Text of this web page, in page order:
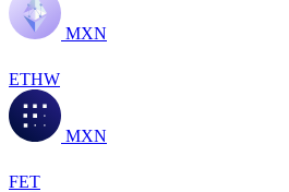
MXN
ETHW
MXN
FET